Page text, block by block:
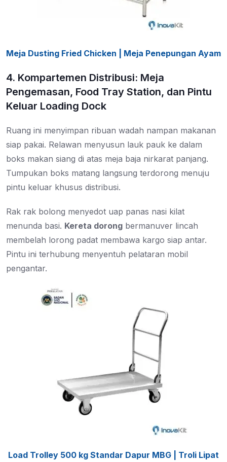
Meja Dusting Fried Chicken | Meja Penepungan Ayam
4. Kompartemen Distribusi: Meja
Pengemasan, Food Tray Station, dan Pintu
Keluar Loading Dock
Ruang ini menyimpan ribuan wadah nampan makanan
siap pakai. Relawan menyusun lauk pauk ke dalam
boks makan siang di atas meja baja nirkarat panjang.
Tumpukan boks matang langsung terdorong menuju
pintu keluar khusus distribusi.
Rak rak bolong menyedot uap panas nasi kilat
menunda basi. Kereta dorong bermanuver lincah
membelah lorong padat membawa kargo siap antar.
Pintu ini terhubung menyentuh pelataran mobil
pengantar.
Load Trolley 500 kg Standar Dapur MBG | Troli Lipat